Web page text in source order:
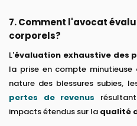
7. Comment l'avocat
corporels?
L'évaluation exhaustive des
la prise en compte
nature des blessures subies,
pertes de revenus
impacts étendus sur la qualité